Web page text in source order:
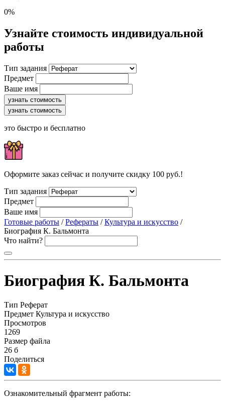
0%
Узнайте стоимость индивидуальной
работы
Тип задания
Предмет
Ваше имя
узнать стоимость
узнать стоимость
это быстро и бесплатно
Оформите заказ сейчас и получите скидку 100 руб.!
Тип задания
Предмет
Ваше имя
Готовые работы /Рефераты /Культура и искусство /
Биография К. Бальмонта
Что найти?
Биография К. Бальмонта
Тип Реферат
Предмет Культура и искусство
Просмотров
1269
Размер файла
26 б
Поделиться
Ознакомительный фрагмент работы: